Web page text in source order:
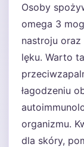
Osoby
omega 3
nastroju
lęku. Warto
łagodzeniu
organizmu.
dla skóry,